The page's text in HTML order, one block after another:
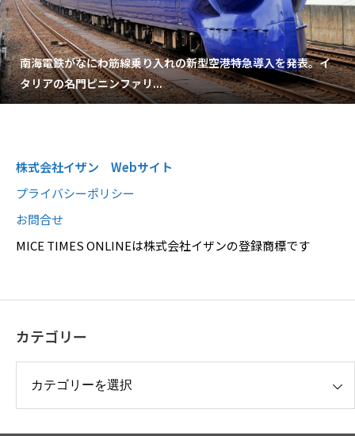
南海電鉄がなにわ筋線乗り入れの新型空港特急導入を発表。イ
タリアの名門ピニンファリ...
株式会社イザン Webサイト
プライバシーポリシー
お問合せ
MICE TIMES ONLINEは株式会社イザンの登録商標です
カテゴリー